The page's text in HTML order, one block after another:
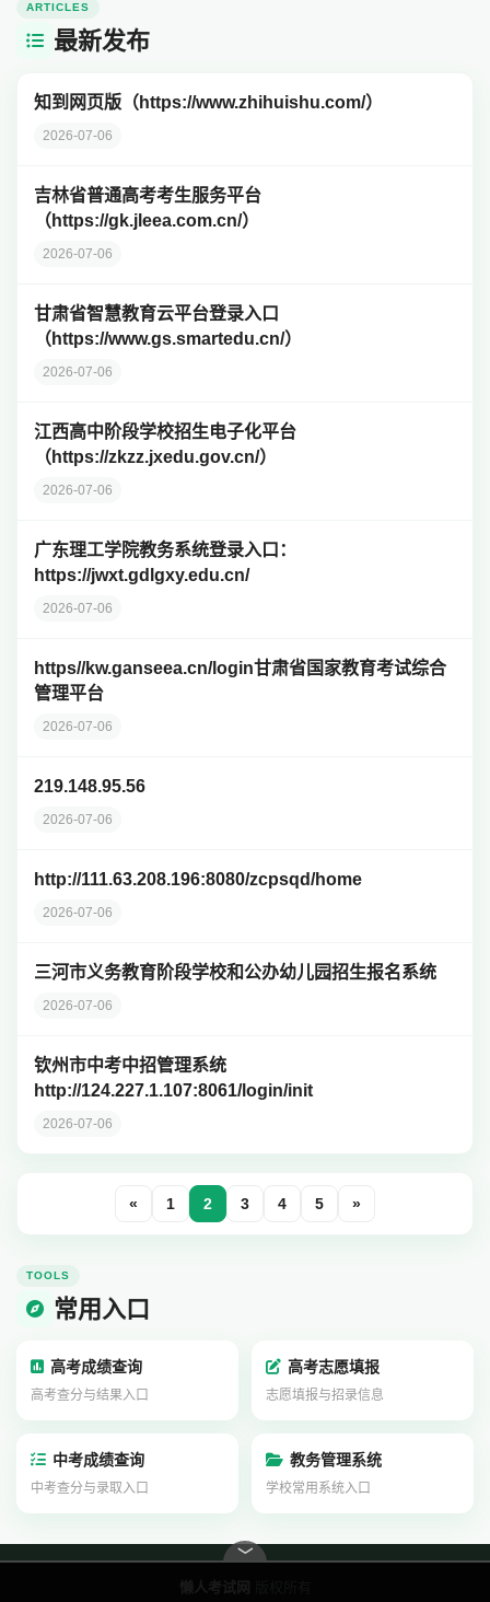
ARTICLES
最新发布
知到网页版（https://www.zhihuishu.com/）
2026-07-06
吉林省普通高考考生服务平台
（https://gk.jleea.com.cn/）
2026-07-06
甘肃省智慧教育云平台登录入口
（https://www.gs.smartedu.cn/）
2026-07-06
江西高中阶段学校招生电子化平台
（https://zkzz.jxedu.gov.cn/）
2026-07-06
广东理工学院教务系统登录入口：
https://jwxt.gdlgxy.edu.cn/
2026-07-06
https//kw.ganseea.cn/login甘肃省国家教育考试综合
管理平台
2026-07-06
219.148.95.56
2026-07-06
http://111.63.208.196:8080/zcpsqd/home
2026-07-06
三河市义务教育阶段学校和公办幼儿园招生报名系统
2026-07-06
钦州市中考中招管理系统
http://124.227.1.107:8061/login/init
2026-07-06
« 1 2 3 4 5 »
TOOLS
常用入口
高考成绩查询
高考查分与结果入口
高考志愿填报
志愿填报与招录信息
中考成绩查询
中考查分与录取入口
教务管理系统
学校常用系统入口
﹀